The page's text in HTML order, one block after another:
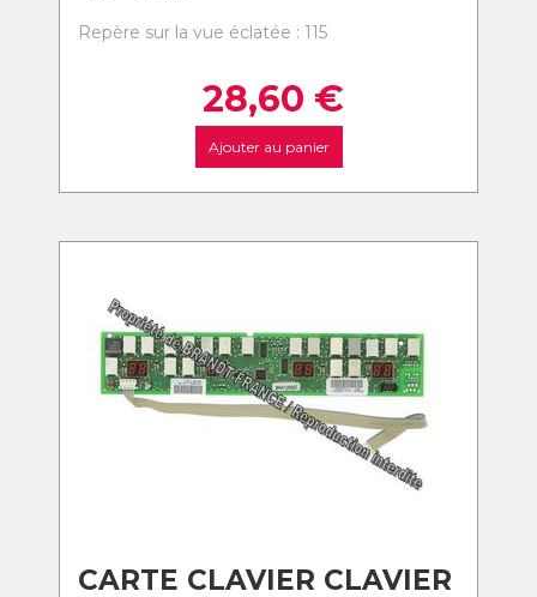
Repère sur la vue éclatée : 115
28,60 €
Ajouter au panier
CARTE CLAVIER CLAVIER